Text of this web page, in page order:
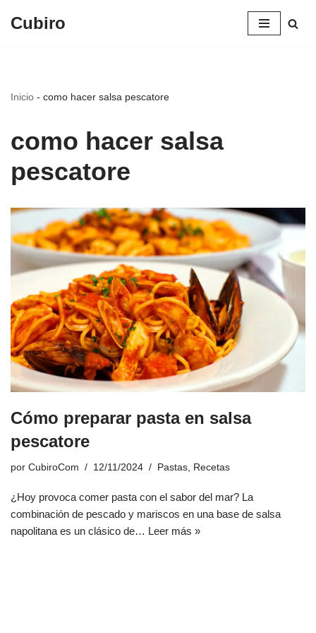
Cubiro
Inicio - como hacer salsa pescatore
como hacer salsa
pescatore
Cómo preparar pasta en salsa
pescatore
por CubiroCom 12/11/2024 Pastas, Recetas
¿Hoy provoca comer pasta con el sabor del mar? La
combinación de pescado y mariscos en una base de salsa
napolitana es un clásico de… Leer más »